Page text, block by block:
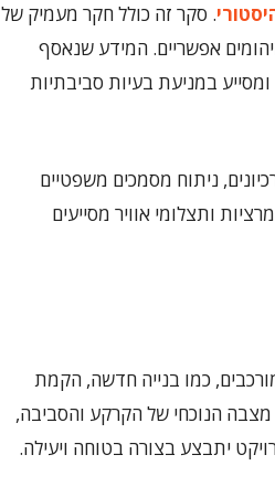
. סקר זה כולל חקר מעמיק של
אפשריים. המידע שנאסף
במניעת בעיות סביבתיות
ניתוח מסמכים משפטיים
ותצלומי אוויר מסייעים
כמו בנייה חדשה, הקמת
הנוכחי של הקרקע והסביבה,
יתבצע בצורה בטוחה ויעילה.